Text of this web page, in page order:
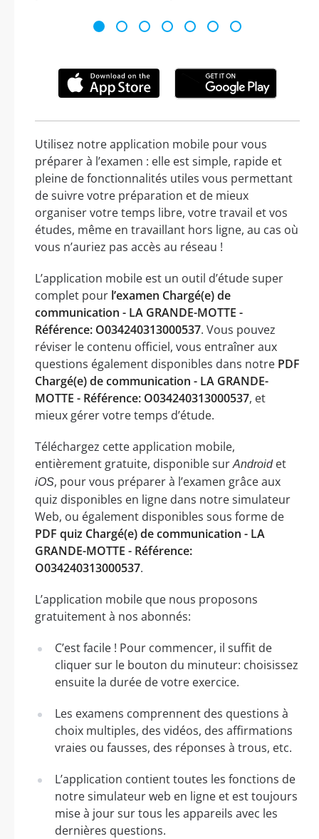
Utilisez notre application mobile pour vous
préparer à l’examen : elle est simple, rapide et
pleine de fonctionnalités utiles vous permettant
de suivre votre préparation et de mieux
organiser votre temps libre, votre travail et vos
études, même en travaillant hors ligne, au cas où
vous n’auriez pas accès au réseau !
L’application mobile est un outil d’étude super
complet pour l’examen Chargé(e) de
communication - LA GRANDE-MOTTE -
Référence: O034240313000537. Vous pouvez
réviser le contenu officiel, vous entraîner aux
questions également disponibles dans notre PDF
Chargé(e) de communication - LA GRANDE-
MOTTE - Référence: O034240313000537, et
mieux gérer votre temps d’étude.
Téléchargez cette application mobile,
entièrement gratuite, disponible surAndroidet
iOS, pour vous préparer à l’examen grâce aux
quiz disponibles en ligne dans notre simulateur
Web, ou également disponibles sous forme de
PDF quiz Chargé(e) de communication - LA
GRANDE-MOTTE - Référence:
O034240313000537.
L’application mobile que nous proposons
gratuitement à nos abonnés:
C’est facile ! Pour commencer, il suffit de
cliquer sur le bouton du minuteur: choisissez
ensuite la durée de votre exercice.
Les examens comprennent des questions à
choix multiples, des vidéos, des affirmations
vraies ou fausses, des réponses à trous, etc.
L’application contient toutes les fonctions de
notre simulateur web en ligne et est toujours
mise à jour sur tous les appareils avec les
dernières questions.